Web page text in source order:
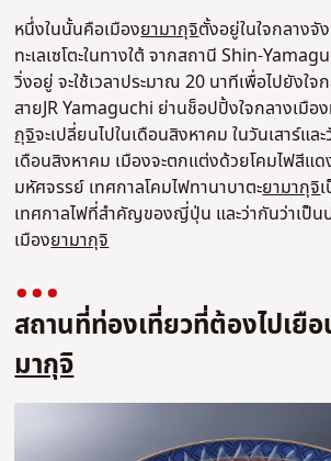
หนึ่งในนั้นคือเมืองยามากุจิตั้งอยู่ในใจกลางจั
ทะเลเซโตะในทางใต้ จากสถานี Shin-
วิ่งอยู่ จะใช้เวลาประมาณ 20 นาทีเพื่อไปยังใจ
สายJR Yamaguchi ย่านช็อปปิ้งใจกลางเมือ
กุจิจะเปลี่ยนไปในเดือนสิงหาคม ในวันเสาร์แ
เดือนสิงหาคม เมืองจะตกแต่งด้วยโคมไฟสีแ
มหัศจรรย์ เทศกาลโคมไฟทานาบาตะยามากุจิ
เทศกาลไฟที่สำคัญของญี่ปุ่น และว่ากันว่าเป็น
เมืองยามากุจิ
สถานที่ท่องเที่ยวที่ต้องไปเยื
มากุจิ